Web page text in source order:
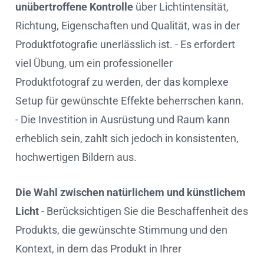
unübertroffene Kontrolle über Lichtintensität,
Richtung, Eigenschaften und Qualität, was in der
Produktfotografie unerlässlich ist. - Es erfordert
viel Übung, um ein professioneller
Produktfotograf zu werden, der das komplexe
Setup für gewünschte Effekte beherrschen kann.
- Die Investition in Ausrüstung und Raum kann
erheblich sein, zahlt sich jedoch in konsistenten,
hochwertigen Bildern aus.
Die Wahl zwischen natürlichem und künstlichem
Licht- Berücksichtigen Sie die Beschaffenheit des
Produkts, die gewünschte Stimmung und den
Kontext, in dem das Produkt in Ihrer